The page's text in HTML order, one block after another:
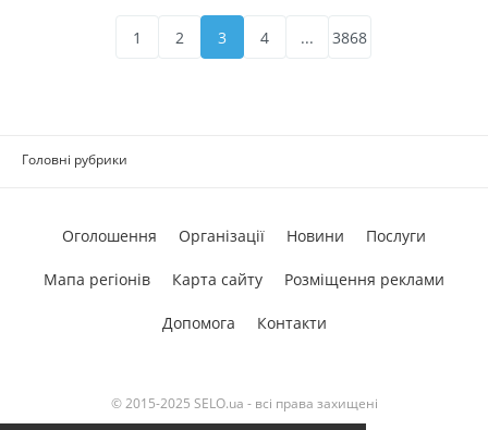
1 2 3 4 ... 3868
Головні рубрики
© 2015-2025 SELO.ua - всі права захищені
Оголошення Організації Новини Послуги
Мапа регіонів Карта сайту Розміщення реклами
Допомога Контакти